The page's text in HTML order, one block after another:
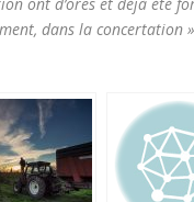
dans la concertation »